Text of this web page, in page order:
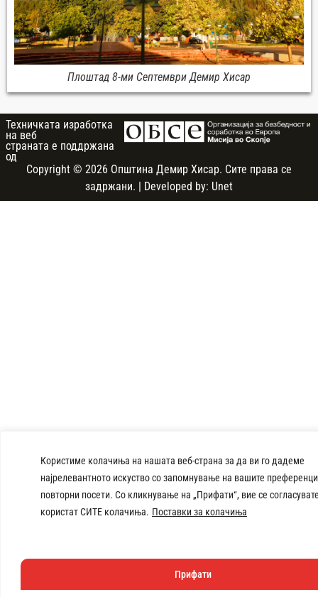
Користиме колачиња на нашата веб-страна за да ви го дадеме
најрелевантното искуство со запомнување на вашите
повторни посети. Со кликнување на „Прифати“, вие се
користат СИТЕ колачиња. Поставки за колачиња
Прифати
Плоштад 8-ми Септември Демир Хисар
Техничката изработка
на веб
страната e поддржана
од
Copyright © 2026 Општина Демир Хисар. Сите права се
задржани. | Developed by: Unet